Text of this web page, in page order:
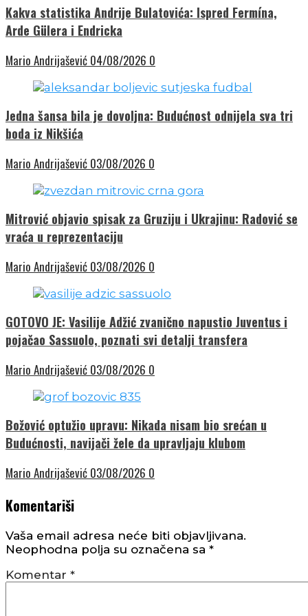
Kakva statistika Andrije Bulatovića: Ispred Fermína,
Arde Gülera i Endricka
Mario Andrijašević 04/08/2026 0
Jedna šansa bila je dovoljna: Budućnost odnijela sva tri
boda iz Nikšića
Mario Andrijašević 03/08/2026 0
Mitrović objavio spisak za Gruziju i Ukrajinu: Radović se
vraća u reprezentaciju
Mario Andrijašević 03/08/2026 0
GOTOVO JE: Vasilije Adžić zvanično napustio Juventus i
pojačao Sassuolo, poznati svi detalji transfera
Mario Andrijašević 03/08/2026 0
Božović optužio upravu: Nikada nisam bio srećan u
Budućnosti, navijači žele da upravljaju klubom
Mario Andrijašević 03/08/2026 0
Komentariši
Vaša email adresa neće biti objavljivana.
Neophodna polja su označena sa *
Komentar *